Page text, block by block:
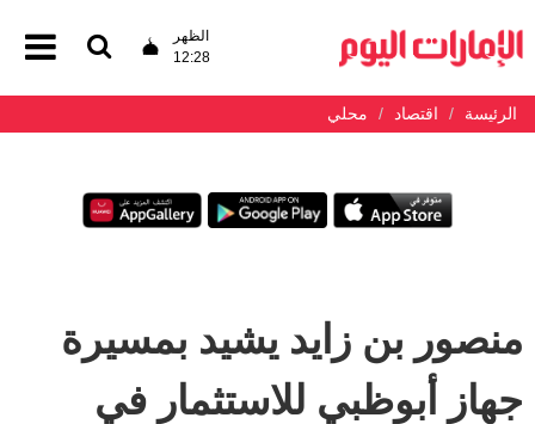
الظهر
12:28
الرئيسة اقتصاد محلي
منصور بن زايد يشيد بمسيرة
جهاز أبوظبي للاستثمار في